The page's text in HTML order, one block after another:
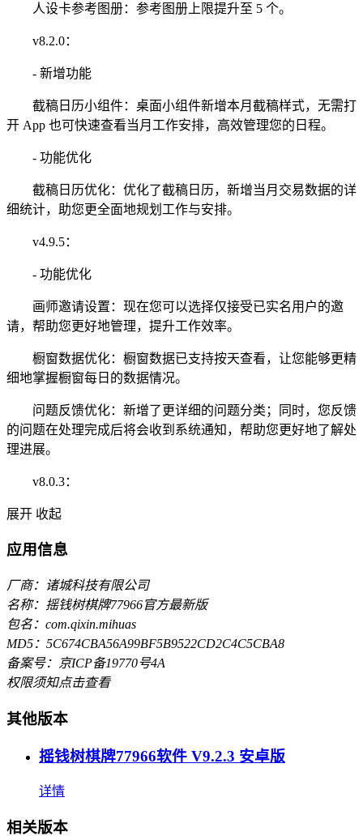
人设卡参考图册：参考图册上限提升至 5 个。
v8.2.0：
- 新增功能
截稿日历小组件：桌面小组件新增本月截稿样式，无需打
开 App 也可快速查看当月工作安排，高效管理您的日程。
- 功能优化
截稿日历优化：优化了截稿日历，新增当月交易数据的详
细统计，助您更全面地规划工作与安排。
v4.9.5：
- 功能优化
画师邀请设置：现在您可以选择仅接受已实名用户的邀
请，帮助您更好地管理，提升工作效率。
橱窗数据优化：橱窗数据已支持按天查看，让您能够更精
细地掌握橱窗每日的数据情况。
问题反馈优化：新增了更详细的问题分类；同时，您反馈
的问题在处理完成后将会收到系统通知，帮助您更好地了解处
理进展。
v8.0.3：
展开 收起
应用信息
厂商：诸城科技有限公司
名称：摇钱树棋牌77966官方最新版
包名：com.qixin.mihuas
MD5：5C674CBA56A99BF5B9522CD2C4C5CBA8
备案号：京ICP备19770号4A
权限须知点击查看
其他版本
摇钱树棋牌77966软件 V9.2.3 安卓版
详情
相关版本